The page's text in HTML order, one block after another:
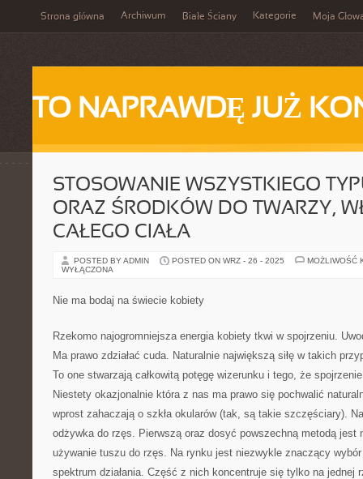
Strona główna Archiwum Białe Ściany Kategorie Moja
TO NAPRAWDĘ JUŻ
STOSOWANIE WSZYSTKIEGO
ORAZ ŚRODKÓW DO TWARZY,
CAŁEGO CIAŁA
POSTED BY ADMIN POSTED ON WRZ - 26 - 2025
MOŻLIWOŚĆ
WYŁĄCZONA
Nie ma bodaj na świecie kobiety
Rzekomo najogromniejsza energia kobiety tkwi w spojrzeniu.
Ma prawo zdziałać cuda. Naturalnie największą siłę w takich
To one stwarzają całkowitą potęgę wizerunku i tego, że
Niestety okazjonalnie która z nas ma prawo się pochwalić
wprost zahaczają o szkła okularów (tak, są takie szczęściary).
odżywka do rzęs. Pierwszą oraz dosyć powszechną metodą jest
używanie tuszu do rzęs. Na rynku jest niezwykle znaczący
spektrum działania. Część z nich koncentruje się tylko na jednej